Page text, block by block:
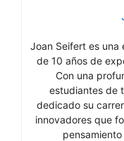
Joan Seifert es una
de 10 años de
Con una
estudiantes de
dedicado su
innovadores que